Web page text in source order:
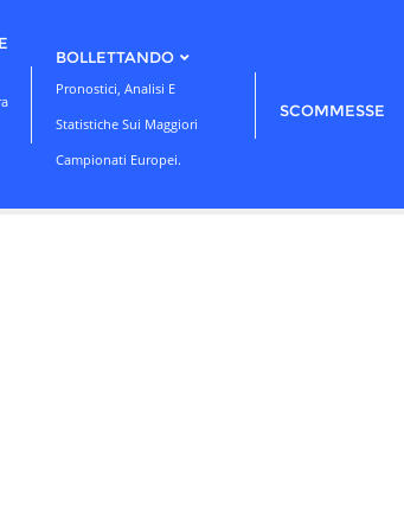
BOLLETTANDO
Pronostici, Analisi E
Statistiche Sui Maggiori
Campionati Europei.
SCOMMESSE